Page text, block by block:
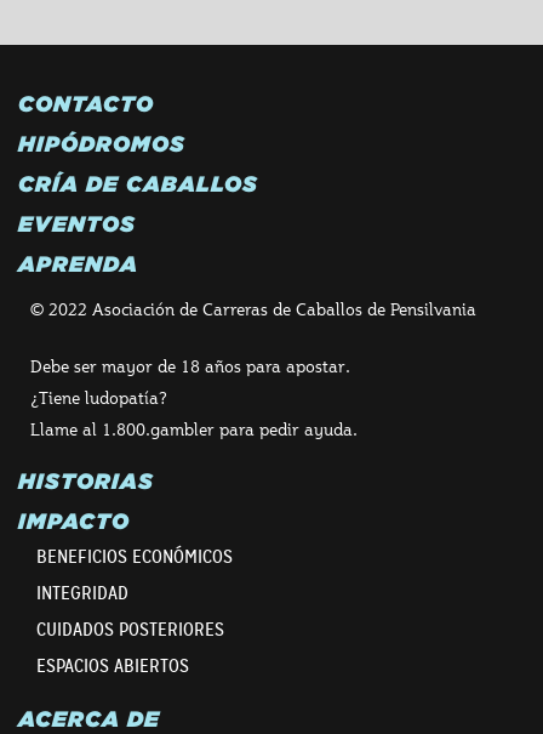
CONTACTO
HIPÓDROMOS
CRÍA DE CABALLOS
EVENTOS
APRENDA
© 2022 Asociación de Carreras de Caballos de Pensilvania
Debe ser mayor de 18 años para apostar.
¿Tiene ludopatía?
Llame al 1.800.gambler para pedir ayuda.
HISTORIAS
IMPACTO
BENEFICIOS ECONÓMICOS
INTEGRIDAD
CUIDADOS POSTERIORES
ESPACIOS ABIERTOS
ACERCA DE